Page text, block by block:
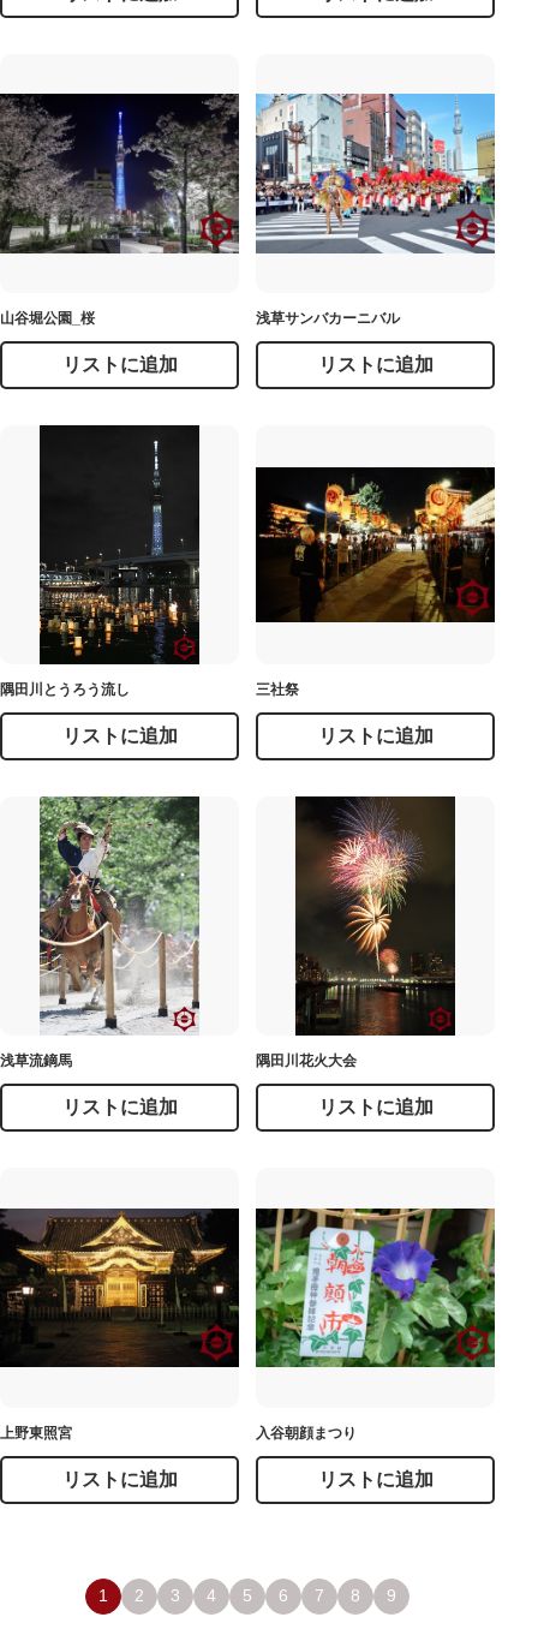
山谷堀公園_桜
リストに追加
浅草サンバカーニバル
リストに追加
隅田川とうろう流し
リストに追加
三社祭
リストに追加
浅草流鏑馬
リストに追加
隅田川花火大会
リストに追加
上野東照宮
リストに追加
入谷朝顔まつり
リストに追加
1 2 3 4 5 6 7 8 9